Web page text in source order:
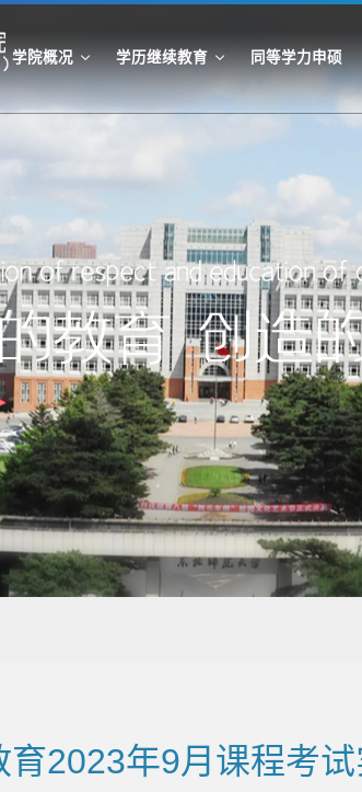
学院概况 学历继续教育 同等学力申硕
2023年9月课程考